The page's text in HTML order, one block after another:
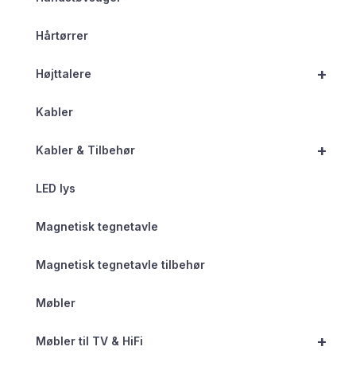
Hårtørrer
+
Højttalere
Kabler
+
Kabler & Tilbehør
LED lys
Magnetisk tegnetavle
Magnetisk tegnetavle tilbehør
Møbler
+
Møbler til TV & HiFi